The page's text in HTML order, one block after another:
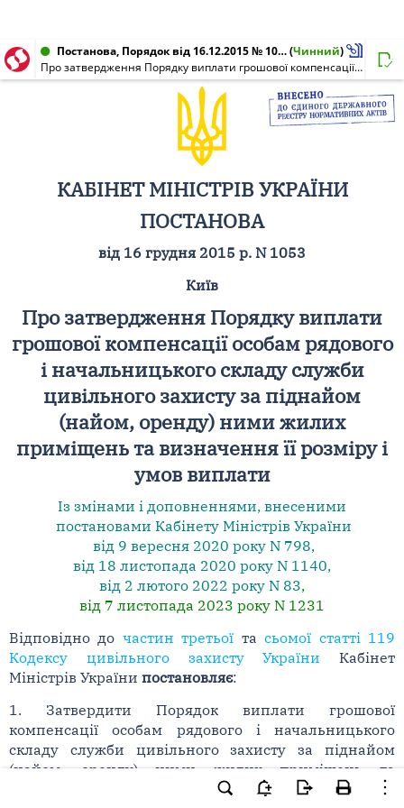
Постанова, Порядок від 16.12.2015 № 1053(Чинний)
Про затвердження Порядку виплати грошової компенсації особам рядового і начальницького складу служби цивільного захисту за піднайом (найом, оренду) ними жилих приміщень та визначення її розміру і умов виплати